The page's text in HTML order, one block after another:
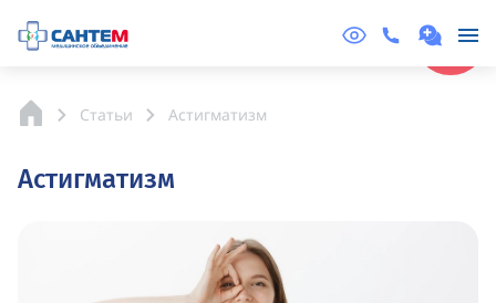
Статьи Астигматизм
Астигматизм
Online
Запись